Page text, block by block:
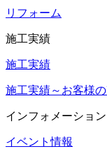
リフォーム
施工実績
施工実績
施工実績～お客様の
インフォメーション
イベント情報